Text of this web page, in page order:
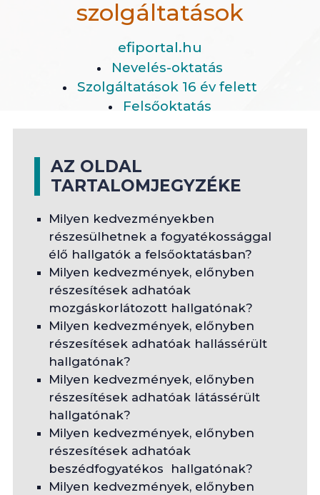
szolgáltatások
efiportal.hu
Nevelés-oktatás
Szolgáltatások 16 év felett
Felsőoktatás
AZ OLDAL
TARTALOMJEGYZÉKE
Milyen kedvezményekben
részesülhetnek a fogyatékossággal
élő hallgatók a felsőoktatásban?
Milyen kedvezmények, előnyben
részesítések adhatóak
mozgáskorlátozott hallgatónak?
Milyen kedvezmények, előnyben
részesítések adhatóak hallássérült
hallgatónak?
Milyen kedvezmények, előnyben
részesítések adhatóak látássérült
hallgatónak?
Milyen kedvezmények, előnyben
részesítések adhatóak
beszédfogyatékos hallgatónak?
Milyen kedvezmények, előnyben